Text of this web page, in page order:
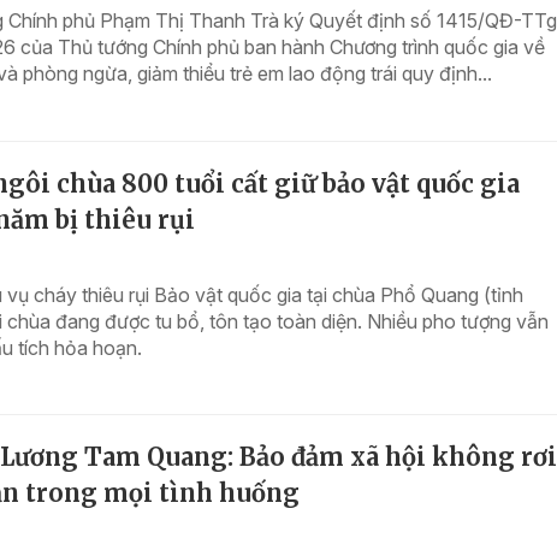
Chính phủ Phạm Thị Thanh Trà ký Quyết định số 1415/QĐ-TTg
của Thủ tướng Chính phủ ban hành Chương trình quốc gia về
phòng ngừa, giảm thiểu trẻ em lao động trái quy định...
chùa 800 tuổi cất giữ bảo vật quốc gia
bị thiêu rụi
vụ cháy thiêu rụi Bảo vật quốc gia tại chùa Phổ Quang (tỉnh
chùa đang được tu bổ, tôn tạo toàn diện. Nhiều pho tượng vẫn
tích hỏa hoạn.
Tam Quang: Bảo đảm xã hội không rơi
trong mọi tình huống